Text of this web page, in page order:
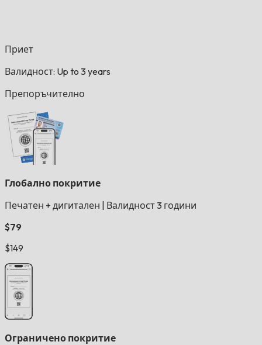
Приет
Валидност: Up to 3 years
Препоръчително
Глобално покритие
Печатен + дигитален
Валидност 3 години
$79
$149
Ограничено покритие